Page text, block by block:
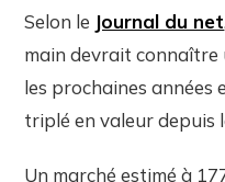
Selon le Journal du net
main devrait connaître
les prochaines années
triplé en valeur depuis
Un marché estimé à